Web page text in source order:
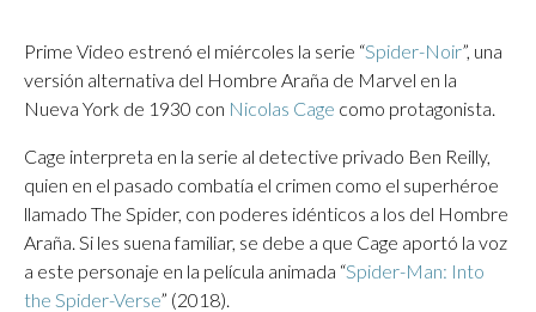
Prime Video estrenó el miércoles la serie “Spider-Noir”, una
versión alternativa del Hombre Araña de Marvel en la
Nueva York de 1930 con Nicolas Cage como protagonista.
Cage interpreta en la serie al detective privado Ben Reilly,
quien en el pasado combatía el crimen como el superhéroe
llamado The Spider, con poderes idénticos a los del Hombre
Araña. Si les suena familiar, se debe a que Cage aportó la voz
a este personaje en la película animada “Spider-Man: Into
the Spider-Verse” (2018).